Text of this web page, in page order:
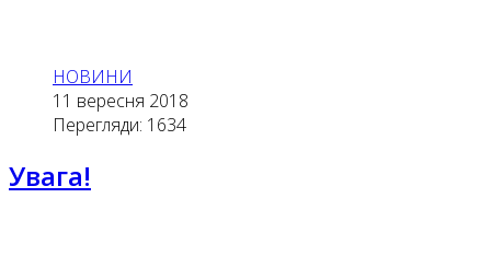
НОВИНИ
11 вересня 2018
Перегляди: 1634
Увага!